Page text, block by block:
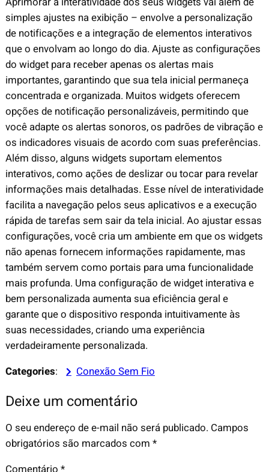
simples ajustes na exibição – envolve a personalização
de notificações e a integração de elementos interativos
que o envolvam ao longo do dia. Ajuste as configurações
do widget para receber apenas os alertas mais
importantes, garantindo que sua tela inicial permaneça
concentrada e organizada. Muitos widgets oferecem
opções de notificação personalizáveis, permitindo que
você adapte os alertas sonoros, os padrões de vibração e
os indicadores visuais de acordo com suas preferências.
Além disso, alguns widgets suportam elementos
interativos, como ações de deslizar ou tocar para revelar
informações mais detalhadas. Esse nível de interatividade
facilita a navegação pelos seus aplicativos e a execução
rápida de tarefas sem sair da tela inicial. Ao ajustar essas
configurações, você cria um ambiente em que os widgets
não apenas fornecem informações rapidamente, mas
também servem como portais para uma funcionalidade
mais profunda. Uma configuração de widget interativa e
bem personalizada aumenta sua eficiência geral e
garante que o dispositivo responda intuitivamente às
suas necessidades, criando uma experiência
verdadeiramente personalizada.
Categories: Conexão Sem Fio
Deixe um comentário
O seu endereço de e-mail não será publicado. Campos
obrigatórios são marcados com *